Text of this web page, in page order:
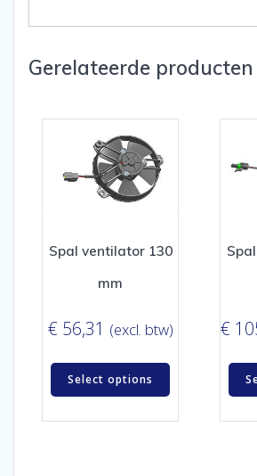
Gerelateerde producten
Spal ventilator 130
mm
€ 56,31 (excl. btw)
Select options
€